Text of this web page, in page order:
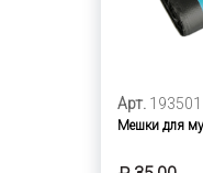
Арт. 193501
Мешки для